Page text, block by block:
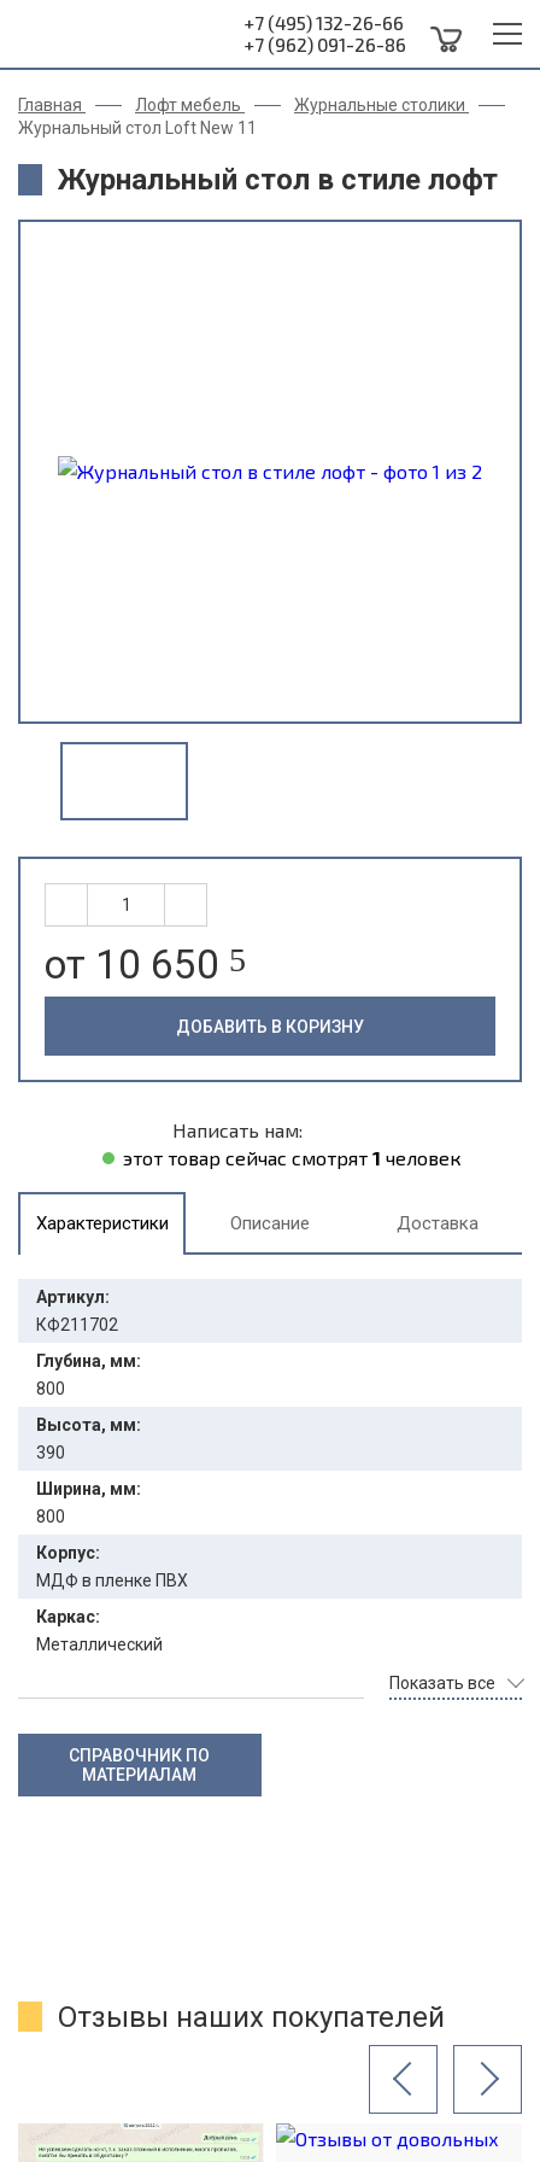
+7 (495) 132-26-66
+7 (962) 091-26-86
Главная Лофт мебель
Журнальные столики
Журнальный стол Loft New 11
Журнальный стол в стиле лофт
от 10 650 5
ДОБАВИТЬ В КОРИЗНУ
Написать нам:
этот товар сейчас смотрят 1 человек
Характеристики Описание Доставка
Артикул:
КФ211702
Глубина, мм:
800
Высота, мм:
390
Ширина, мм:
800
Корпус:
МДФ в пленке ПВХ
Каркас:
Металлический
Показать все
СПРАВОЧНИК ПО
МАТЕРИАЛАМ
Отзывы наших покупателей